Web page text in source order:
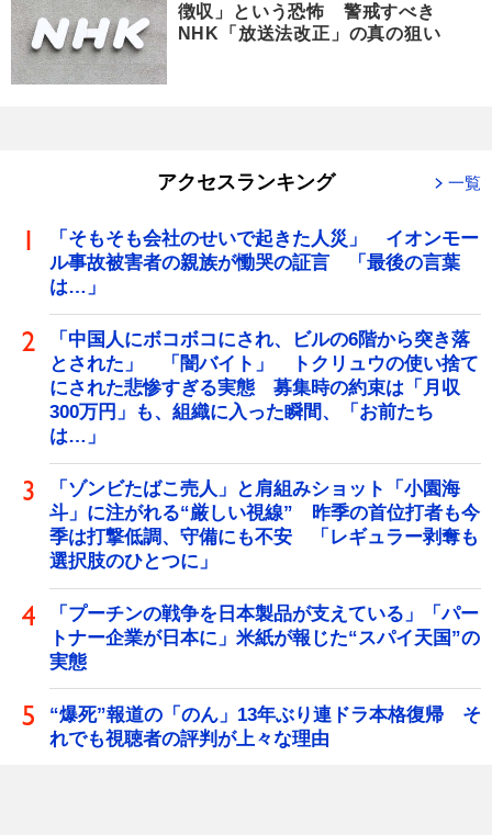
徴収」という恐怖 警戒すべき
NHK「放送法改正」の真の狙い
アクセスランキング 一覧
「そもそも会社のせいで起きた人災」 イオンモー
ル事故被害者の親族が慟哭の証言 「最後の言葉
は…」
「中国人にボコボコにされ、ビルの6階から突き落
とされた」 「闇バイト」 トクリュウの使い捨て
にされた悲惨すぎる実態 募集時の約束は「月収
300万円」も、組織に入った瞬間、「お前たち
は…」
「ゾンビたばこ売人」と肩組みショット「小園海
斗」に注がれる“厳しい視線” 昨季の首位打者も今
季は打撃低調、守備にも不安 「レギュラー剥奪も
選択肢のひとつに」
「プーチンの戦争を日本製品が支えている」「パー
トナー企業が日本に」米紙が報じた“スパイ天国”の
実態
“爆死”報道の「のん」13年ぶり連ドラ本格復帰 そ
れでも視聴者の評判が上々な理由